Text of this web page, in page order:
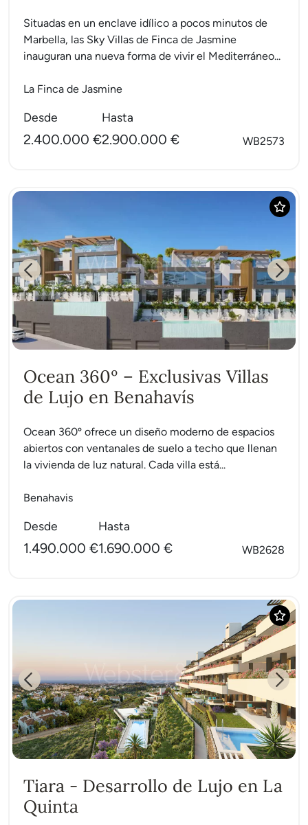
Situadas en un enclave idílico a pocos minutos de
Marbella, las Sky Villas de Finca de Jasmine
inauguran una nueva forma de vivir el Mediterráneo...
La Finca de Jasmine
Desde
2.400.000 €
Hasta
2.900.000 € WB2573
Previous Next
Ocean 360º – Exclusivas Villas
de Lujo en Benahavís
Ocean 360º ofrece un diseño moderno de espacios
abiertos con ventanales de suelo a techo que llenan
la vivienda de luz natural. Cada villa está...
Benahavis
Desde
1.490.000 €
Hasta
1.690.000 € WB2628
Previous Next
Tiara - Desarrollo de Lujo en La
Quinta